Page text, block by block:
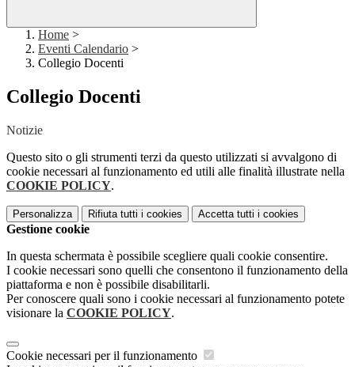
Home >
Eventi Calendario >
Collegio Docenti
Collegio Docenti
Notizie
Questo sito o gli strumenti terzi da questo utilizzati si avvalgono di
cookie necessari al funzionamento ed utili alle finalità illustrate nella
COOKIE POLICY.
Personalizza Rifiuta tutti i cookies Accetta tutti i cookies
Gestione cookie
In questa schermata è possibile scegliere quali cookie consentire.
I cookie necessari sono quelli che consentono il funzionamento della
piattaforma e non è possibile disabilitarli.
Per conoscere quali sono i cookie necessari al funzionamento potete
visionare la COOKIE POLICY.
Cookie necessari per il funzionamento